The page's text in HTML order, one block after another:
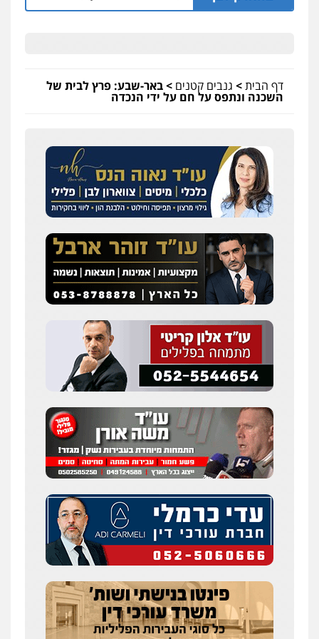
דף הבית> גנבים קטנים >באר-שבע: פרץ לבית של
השכנה ונתפס על חם על ידי הנכדה
פלילי כלכלי עורכי דין לענייני אסירים
0525060666
גיא זהבי משרד עורכי דין
503456449
עו"ד איהאב ג'לג'ולי
פלילי מעצרים וחקירות עורכי דין לענייני
0505216700
אייל בן שושן, עורך דין פלילי
פלילי מעצרים וחקירות פשיעה חמורה
נוער רישום פלילי
0522763105
עו"ד שלומי שרון
פלילי צבאי מעצרים וחקירות
0547342002
עו"ד אלון קריטי
פלילי כלכלי אלימות סמים מעצרים
עו"ד זוהר ארבל
פלילי פשיעה חמורה מעצרים וחקירות